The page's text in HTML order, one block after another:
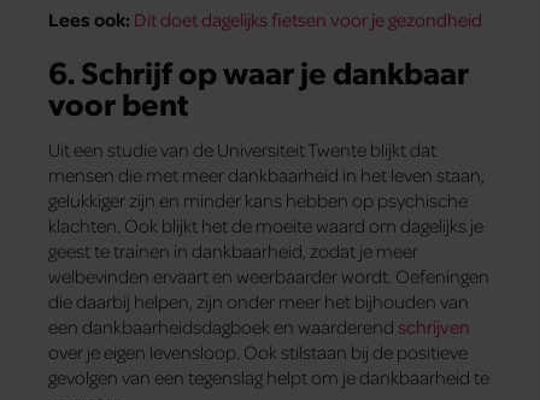
Lees ook: Dit doet dagelijks fietsen voor je gezondheid
6. Schrijf op waar je dankbaar
voor bent
Uit een studie van de Universiteit Twente blijkt dat
mensen die met meer dankbaarheid in het leven staan,
gelukkiger zijn en minder kans hebben op psychische
klachten. Ook blijkt het de moeite waard om dagelijks je
geest te trainen in dankbaarheid, zodat je meer
welbevinden ervaart en weerbaarder wordt. Oefeningen
die daarbij helpen, zijn onder meer het bijhouden van
een dankbaarheidsdagboek en waarderend schrijven
over je eigen levensloop. Ook stilstaan bij de positieve
gevolgen van een tegenslag helpt om je dankbaarheid te